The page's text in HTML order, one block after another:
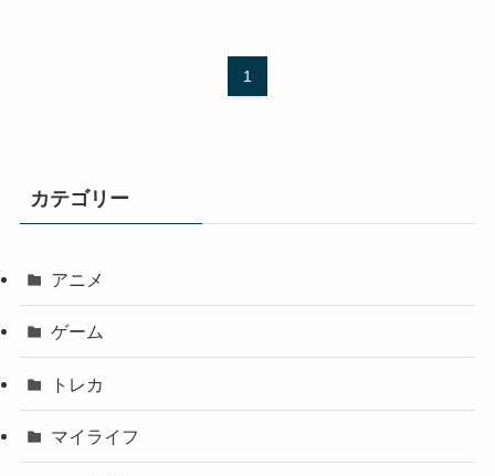
1
カテゴリー
アニメ
ゲーム
トレカ
マイライフ